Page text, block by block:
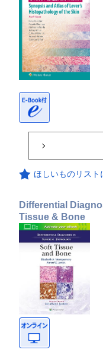
ほしいものリスト
Differential
Tissue & Bone